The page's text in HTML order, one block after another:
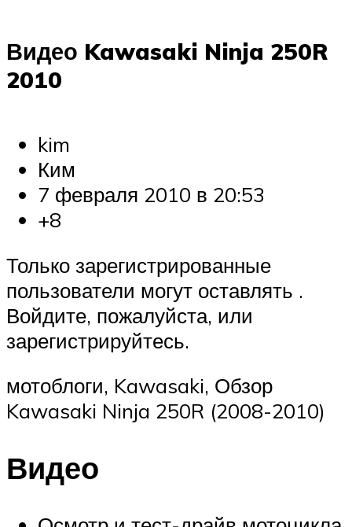
Видео Kawasaki Ninja 250R
2010
kim
Ким
7 февраля 2010 в 20:53
+8
Только зарегистрированные
пользователи могут оставлять .
Войдите, пожалуйста, или
зарегистрируйтесь.
мотоблоги, Kawasaki, Обзор
Kawasaki Ninja 250R (2008-2010)
Видео